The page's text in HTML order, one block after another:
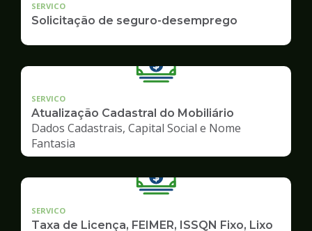
SERVICO
Solicitação de seguro-desemprego
SERVICO
Atualização Cadastral do Mobiliário
Dados Cadastrais, Capital Social e Nome
Fantasia
SERVICO
Taxa de Licença, FEIMER, ISSQN Fixo, Lixo